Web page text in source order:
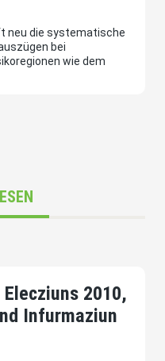
neu die systematische
bei
wie dem
Elecziuns 2010,
Infurmaziun